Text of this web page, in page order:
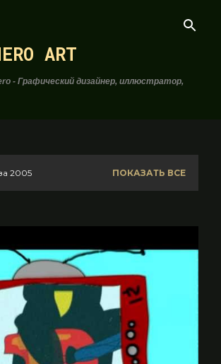
ART
- Графический дизайнер, иллюстратор,
2005 ПОКАЗАТЬ ВСЕ